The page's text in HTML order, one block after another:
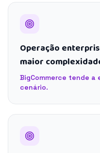
Operação
maior
BigCommerce tende a
cenário.